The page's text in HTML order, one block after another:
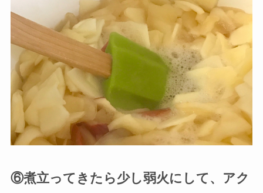
⑥煮立ってきたら少し弱火にして、アク